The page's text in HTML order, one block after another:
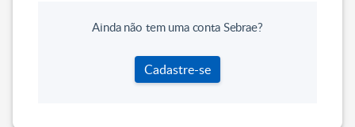
Ainda não tem uma conta Sebrae?
Cadastre-se